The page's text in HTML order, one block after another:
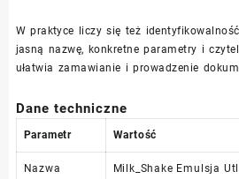
W praktyce liczy się też
jasną nazwę, konkretne parametry i
ułatwia zamawianie i prowadzenie
Dane techniczne
Parametr Wartość
Nazwa
Milk_Shake Emulsja